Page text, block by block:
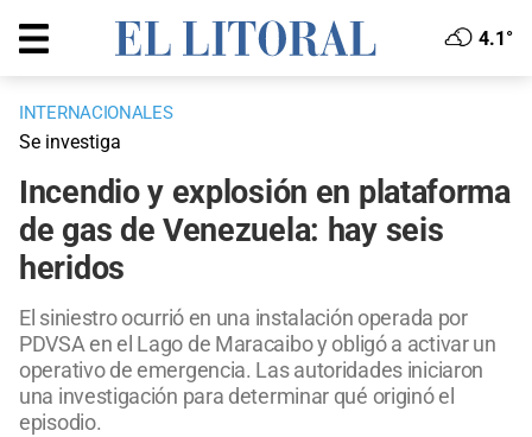
4.1°
INTERNACIONALES
Se investiga
Incendio y explosión en plataforma
de gas de Venezuela: hay seis
heridos
El siniestro ocurrió en una instalación operada por
PDVSA en el Lago de Maracaibo y obligó a activar un
operativo de emergencia. Las autoridades iniciaron
una investigación para determinar qué originó el
episodio.